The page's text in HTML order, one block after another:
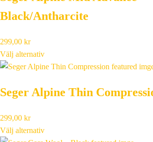
Black/Antharcite
299,00 kr
Välj alternativ
Seger Alpine Thin
299,00 kr
Välj alternativ